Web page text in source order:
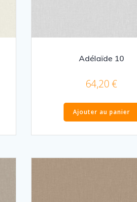
Adélaïde 10
64,20 €
Ajouter au panier